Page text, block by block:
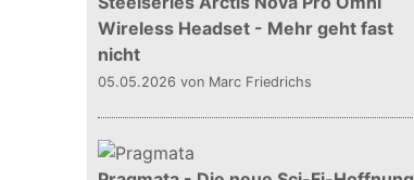
Wireless Headset - Mehr geht fast
nicht
05.05.2026 von Marc Friedrichs